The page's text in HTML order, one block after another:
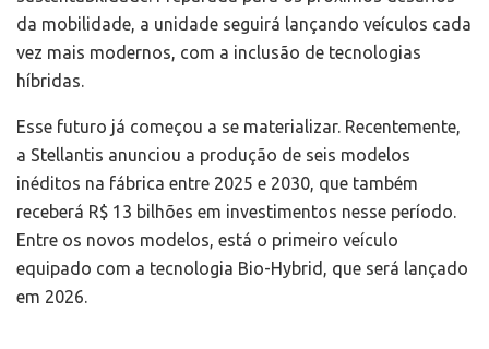
da mobilidade, a unidade seguirá lançando veículos cada
vez mais modernos, com a inclusão de tecnologias
híbridas.
Esse futuro já começou a se materializar. Recentemente,
a Stellantis anunciou a produção de seis modelos
inéditos na fábrica entre 2025 e 2030, que também
receberá R$ 13 bilhões em investimentos nesse período.
Entre os novos modelos, está o primeiro veículo
equipado com a tecnologia Bio-Hybrid, que será lançado
em 2026.